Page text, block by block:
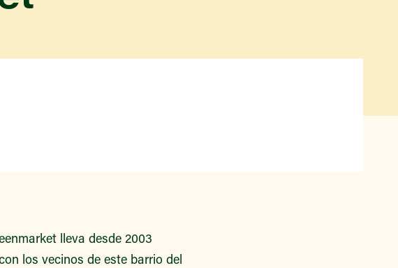
Uso de SNAP y beneficios
lleva desde 2003
los vecinos de este barrio del